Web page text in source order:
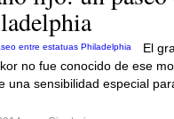
El
no fue conocido de ese
una sensibilidad especial